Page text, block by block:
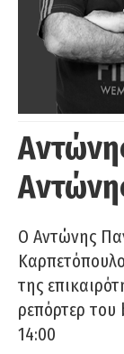
Ο Αντώνης
της
ρεπόρτερ
14:00